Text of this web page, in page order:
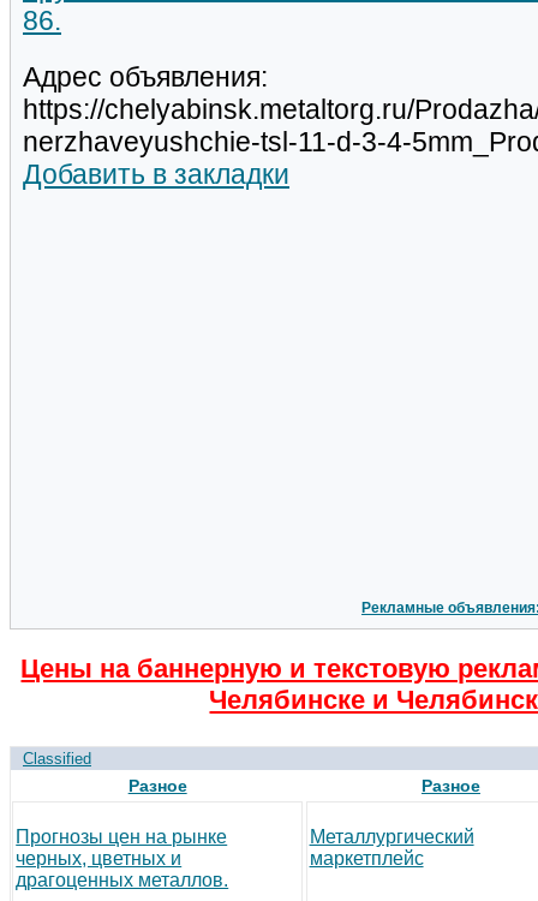
86.
Адрес объявления:
https://chelyabinsk.metaltorg.ru/
nerzhaveyushchie-tsl-11-d-3-4-
Добавить в закладки
Рекламные
Цены на баннерную и текстовую
Челябинске и
Classified
Разное
Прогнозы цен на рынке
черных, цветных и
драгоценных металлов.
Разное
Металлургический
маркетплейс